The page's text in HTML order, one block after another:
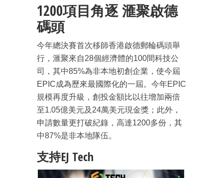
1200項目角逐 滙聚啟德
碼頭
今年總決賽首次移師香港啟德郵輪碼頭舉
行，滙聚來自28個經濟體的100間科技公
司，其中85%為非本地初創企業，使今屆
EPIC成為歷來最國際化的一屆。今年EPIC
規模再度升級，創投金額比以往增加兩倍
至1.05億美元及24萬美元現金獎；此外，
申請數量更打破紀錄，高達1200多份，其
中87%是非本地隊伍。
支持EJ Tech